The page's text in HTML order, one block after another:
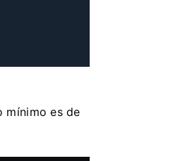
mínimo es de